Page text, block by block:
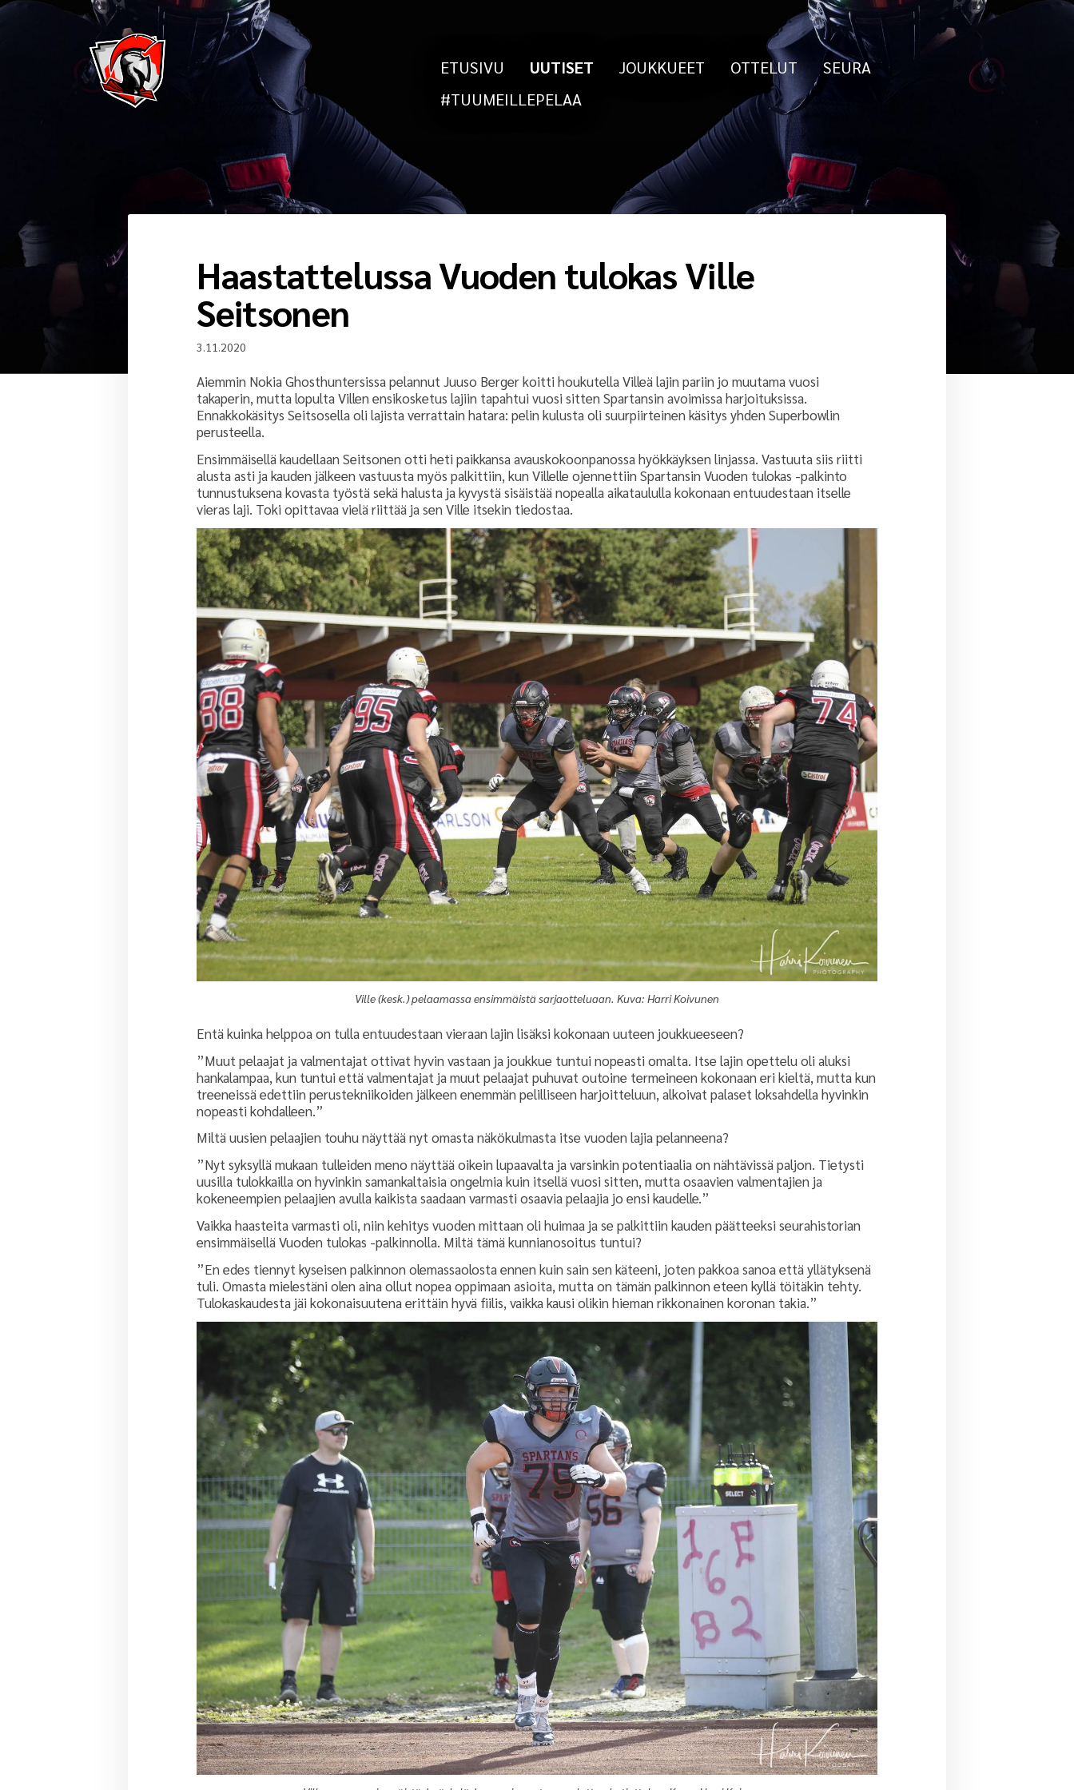
Pirkkala Spartans
ETUSIVU UUTISET JOUKKUEET OTTELUT
SEURA
#TUUMEILLEPELAA
Haastattelussa Vuoden tulokas Ville
Seitsonen
3.11.2020
Aiemmin Nokia Ghosthuntersissa pelannut Juuso Berger koitti houkutella Villeä lajin pariin jo muutama vuosi
takaperin, mutta lopulta Villen ensikosketus lajiin tapahtui vuosi sitten Spartansin avoimissa harjoituksissa.
Ennakkokäsitys Seitsosella oli lajista verrattain hatara: pelin kulusta oli suurpiirteinen käsitys yhden Superbowlin
perusteella.
Ensimmäisellä kaudellaan Seitsonen otti heti paikkansa avauskokoonpanossa hyökkäyksen linjassa. Vastuuta siis riitti
alusta asti ja kauden jälkeen vastuusta myös palkittiin, kun Villelle ojennettiin Spartansin Vuoden tulokas -palkinto
tunnustuksena kovasta työstä sekä halusta ja kyvystä sisäistää nopealla aikataululla kokonaan entuudestaan itselle
vieras laji. Toki opittavaa vielä riittää ja sen Ville itsekin tiedostaa.
Ville (kesk.) pelaamassa ensimmäistä sarjaotteluaan. Kuva: Harri Koivunen
Entä kuinka helppoa on tulla entuudestaan vieraan lajin lisäksi kokonaan uuteen joukkueeseen?
”Muut pelaajat ja valmentajat ottivat hyvin vastaan ja joukkue tuntui nopeasti omalta. Itse lajin opettelu oli aluksi
hankalampaa, kun tuntui että valmentajat ja muut pelaajat puhuvat outoine termeineen kokonaan eri kieltä, mutta kun
treeneissä edettiin perustekniikoiden jälkeen enemmän pelilliseen harjoitteluun, alkoivat palaset loksahdella hyvinkin
nopeasti kohdalleen.”
Miltä uusien pelaajien touhu näyttää nyt omasta näkökulmasta itse vuoden lajia pelanneena?
”Nyt syksyllä mukaan tulleiden meno näyttää oikein lupaavalta ja varsinkin potentiaalia on nähtävissä paljon. Tietysti
uusilla tulokkailla on hyvinkin samankaltaisia ongelmia kuin itsellä vuosi sitten, mutta osaavien valmentajien ja
kokeneempien pelaajien avulla kaikista saadaan varmasti osaavia pelaajia jo ensi kaudelle.”
Vaikka haasteita varmasti oli, niin kehitys vuoden mittaan oli huimaa ja se palkittiin kauden päätteeksi seurahistorian
ensimmäisellä Vuoden tulokas -palkinnolla. Miltä tämä kunnianosoitus tuntui?
”En edes tiennyt kyseisen palkinnon olemassaolosta ennen kuin sain sen käteeni, joten pakkoa sanoa että yllätyksenä
tuli. Omasta mielestäni olen aina ollut nopea oppimaan asioita, mutta on tämän palkinnon eteen kyllä töitäkin tehty.
Tulokaskaudesta jäi kokonaisuutena erittäin hyvä fiilis, vaikka kausi olikin hieman rikkonainen koronan takia.”